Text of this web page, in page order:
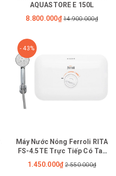
AQUASTORE E 150L
8.800.000₫ 14.900.000₫
- 43%
Máy Nước Nóng Ferroli RITA
FS-4.5TE Trực Tiếp Có Tay
Sen
1.450.000₫ 2.550.000₫